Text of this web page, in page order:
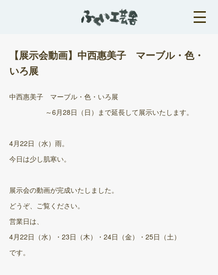
【展示会動画】中西惠美子 マーブル・色・
いろ展
中西惠美子 マーブル・色・いろ展
～6月28日（日）まで延長して展示いたします。
4月22日（水）雨。
今日は少し肌寒い。
展示会の動画が完成いたしました。
どうぞ、ご覧ください。
営業日は、
4月22日（水）・23日（木）・24日（金）・25日（土）
です。